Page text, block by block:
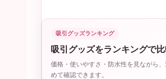
吸引グッズランキング
吸引グッズをランキングで
価格・使いやすさ・防水性を見ながら
めて確認できます。